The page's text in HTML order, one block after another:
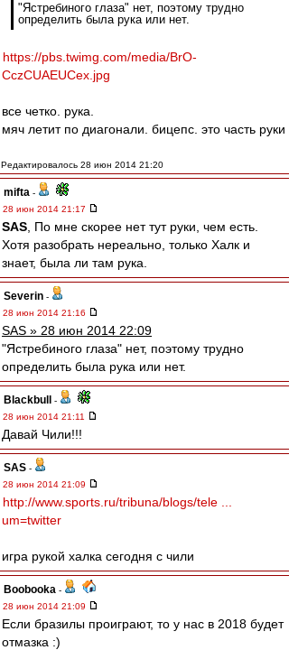
"Ястребиного глаза" нет, поэтому трудно
определить была рука или нет.
https://pbs.twimg.com/media/BrO-
CczCUAEUCex.jpg
все четко. рука.
мяч летит по диагонали. бицепс. это часть руки
Редактировалось 28 июн 2014 21:20
mifta -
28 июн 2014 21:17
SAS , По мне скорее нет тут руки, чем есть.
Хотя разобрать нереально, только Халк и
знает, была ли там рука.
Severin -
28 июн 2014 21:16
SAS » 28 июн 2014 22:09
"Ястребиного глаза" нет, поэтому трудно
определить была рука или нет.
Blackbull
-
28 июн 2014 21:11
Давай Чили!!!
SAS -
28 июн 2014 21:09
http://www.sports.ru/tribuna/blogs/tele ...
um=twitter
игра рукой халка сегодня с чили
Boobooka -
28 июн 2014 21:09
Если бразилы проиграют, то у нас в 2018 будет
отмазка :)